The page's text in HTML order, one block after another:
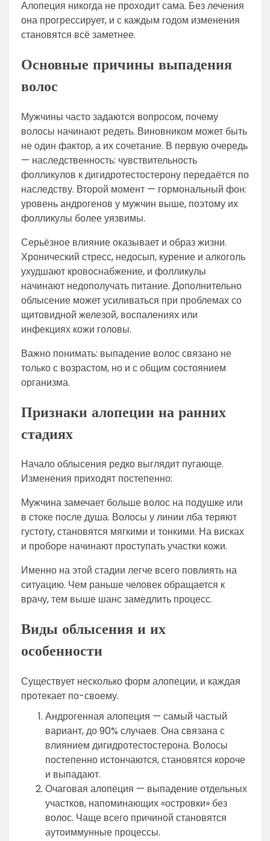
Алопеция никогда не проходит сама. Без лечения
она прогрессирует, и с каждым годом изменения
становятся всё заметнее.
Основные причины выпадения
волос
Мужчины часто задаются вопросом, почему
волосы начинают редеть. Виновником может быть
не один фактор, а их сочетание. В первую очередь
— наследственность: чувствительность
фолликулов к дигидротестостерону передаётся по
наследству. Второй момент — гормональный фон:
уровень андрогенов у мужчин выше, поэтому их
фолликулы более уязвимы.
Серьёзное влияние оказывает и образ жизни.
Хронический стресс, недосып, курение и алкоголь
ухудшают кровоснабжение, и фолликулы
начинают недополучать питание. Дополнительно
облысение может усиливаться при проблемах со
щитовидной железой, воспалениях или
инфекциях кожи головы.
Важно понимать: выпадение волос связано не
только с возрастом, но и с общим состоянием
организма.
Признаки алопеции на ранних
стадиях
Начало облысения редко выглядит пугающе.
Изменения приходят постепенно:
Мужчина замечает больше волос на подушке или
в стоке после душа. Волосы у линии лба теряют
густоту, становятся мягкими и тонкими. На висках
и проборе начинают проступать участки кожи.
Именно на этой стадии легче всего повлиять на
ситуацию. Чем раньше человек обращается к
врачу, тем выше шанс замедлить процесс.
Виды облысения и их
особенности
Существует несколько форм алопеции, и каждая
протекает по-своему.
Андрогенная алопеция — самый частый
вариант, до 90% случаев. Она связана с
влиянием дигидротестостерона. Волосы
постепенно истончаются, становятся короче
и выпадают.
Очаговая алопеция — выпадение отдельных
участков, напоминающих «островки» без
волос. Чаще всего причиной становятся
аутоиммунные процессы.